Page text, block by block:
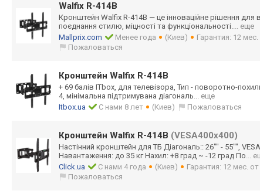
Walfix R-414B
Кронштейн Walfix R-414B — це інноваційне рішення для
поєднання стилю, міцності та функціональності.... еще
Mallprix.com
Менее года (Киев)
Гарантия: 12
Пожаловаться
Кронштейн Walfix R-414B
+ 69 балів ITbox, для телевізора, Тип - поворотно-похил
4, мінімальна підтримувана діагональ... еще
Itbox.ua
С нами 8 лет (Киев) Пожаловаться
Кронштейн Walfix R-414B (VESA400х400)
Настінний кронштейн для ТБ Діагональ:: 26"" - 55"",
Навантаження: до 35 кг Нахил: +8 град ~ -12 град По...
Click.ua
С нами 4 года (Киев)
Гарантия: 12 мес.
Пожаловаться